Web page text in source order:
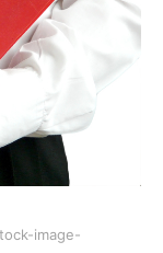
image-